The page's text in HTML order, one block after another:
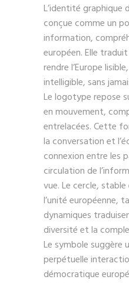
L’identité graphique
conçue comme un
information,
européen. Elle
rendre l’Europe
intelligible, sans
Le logotype repose
en mouvement,
entrelacées. Cette
la conversation et
connexion entre les
circulation de
vue. Le cercle,
l’unité européenne,
dynamiques
diversité et la
Le symbole suggère
perpétuelle
démocratique